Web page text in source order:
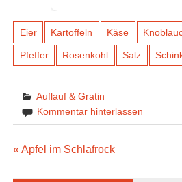
Eier Kartoffeln Käse
Pfeffer Rosenkohl Salz
Auflauf & Gratin
Kommentar hinterlassen
Beitragsnavigation
« Apfel im Schlafrock